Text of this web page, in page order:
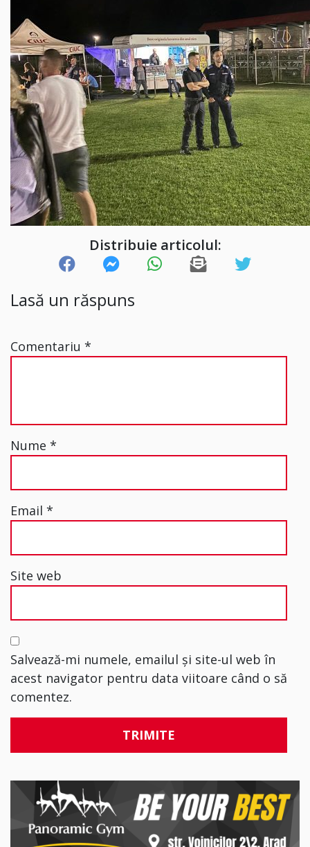
Distribuie articolul:
Lasă un răspuns
Comentariu *
Nume *
Email *
Site web
Salvează-mi numele, emailul și site-ul web în
acest navigator pentru data viitoare când o să
comentez.